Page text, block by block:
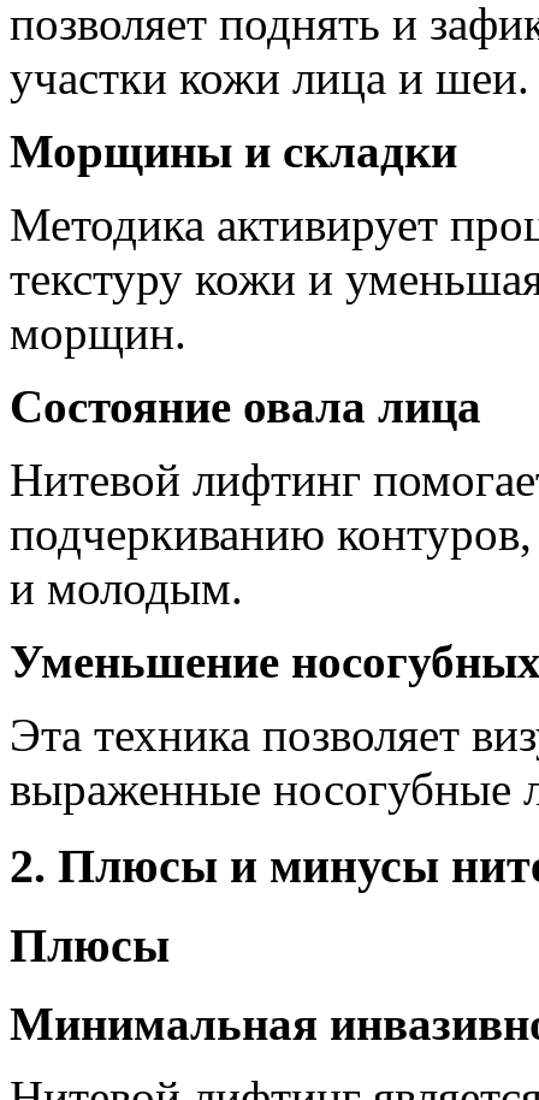
позволяет поднять и
участки кожи лица и шеи.
Морщины и складки
Методика активирует
текстуру кожи и
морщин.
Состояние овала лица
Нитевой лифтинг
подчеркиванию
и молодым.
Уменьшение
Эта техника позволяет
выраженные носогубные
2. Плюсы и минусы
Плюсы
Минимальная